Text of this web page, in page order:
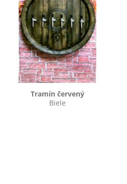
Tramín červený
Biele